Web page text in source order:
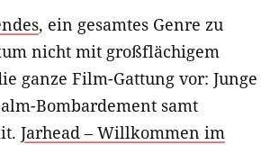
, ein gesamtes Genre zu
nicht mit großflächigem
ganze Film-Gattung vor: Junge
Bombardement samt
Jarhead – Willkommen im